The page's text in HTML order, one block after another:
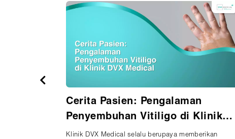
Cerita Pasien: Pengalaman
Mengatasi Rambut Rontok di
Klinik DVX Medical
Awalnya, saya mencari klinik perawatan rambut karena